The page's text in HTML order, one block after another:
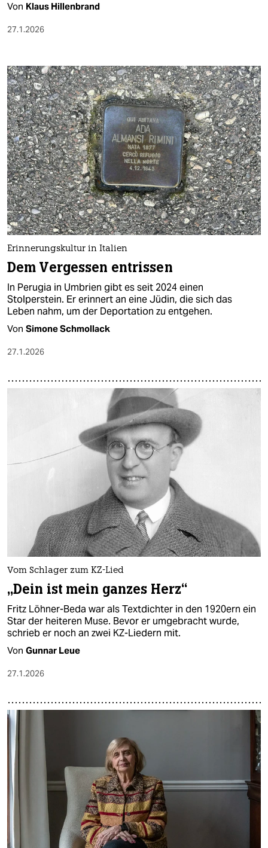
Von Klaus Hillenbrand
27.1.2026
Erinnerungskultur in Italien
Dem Vergessen entrissen
In Perugia in Umbrien gibt es seit 2024 einen
Stolperstein. Er erinnert an eine Jüdin, die sich das
Leben nahm, um der Deportation zu entgehen.
Von Simone Schmollack
27.1.2026
Vom Schlager zum KZ-Lied
„Dein ist mein ganzes Herz“
Fritz Löhner-Beda war als Textdichter in den 1920ern ein
Star der heiteren Muse. Bevor er umgebracht wurde,
schrieb er noch an zwei KZ-Liedern mit.
Von Gunnar Leue
27.1.2026